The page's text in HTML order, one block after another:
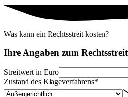
Was kann ein Rechtsstreit kosten?
Ihre Angaben zum Rechtsstreit
Streitwert in Euro
Zustand des Klageverfahrens*